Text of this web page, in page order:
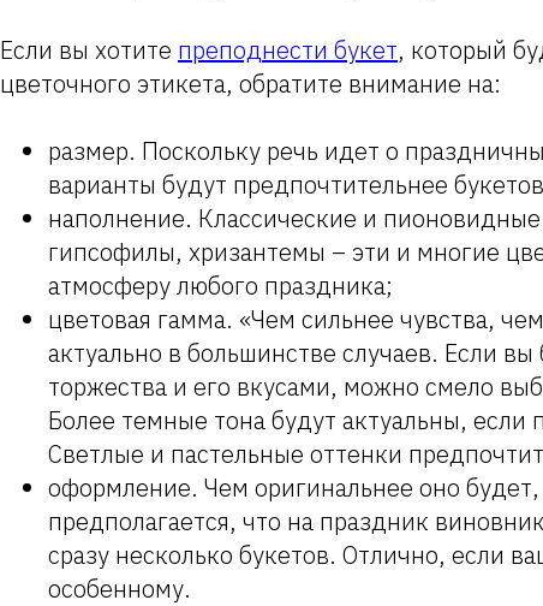
Если вы хотите преподнести букет, который
цветочного этикета, обратите внимание на:
размер. Поскольку речь идет о
варианты будут предпочтительнее
наполнение. Классические и
гипсофилы, хризантемы – эти и многие
атмосферу любого праздника;
цветовая гамма. «Чем сильнее чувства,
актуально в большинстве случаев. Если
торжества и его вкусами, можно смело
Более темные тона будут актуальны, если
Светлые и пастельные оттенки
оформление. Чем оригинальнее оно
предполагается, что на праздник
сразу несколько букетов. Отлично, если
особенному.